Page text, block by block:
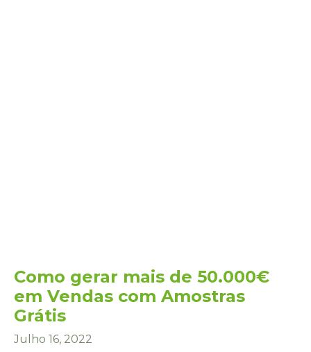
Como gerar mais de 50.000€
em Vendas com Amostras
Grátis
Julho 16, 2022